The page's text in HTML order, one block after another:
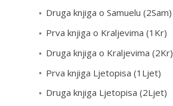
Druga knjiga o Samuelu (2Sam)
Prva knjiga o Kraljevima (1Kr)
Druga knjiga o Kraljevima (2Kr)
Prva knjiga Ljetopisa (1Ljet)
Druga knjiga Ljetopisa (2Ljet)